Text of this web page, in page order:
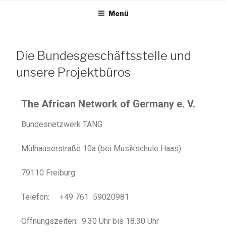
The African Network of Germany
Menü
Die Bundesgeschäftsstelle und
unsere Projektbüros
The African Network of Germany e. V.
Bundesnetzwerk TANG
Mülhauserstraße 10a (bei Musikschule Haas)
79110 Freiburg
Telefon: +49 761 59020981
Öffnungszeiten: 9.30 Uhr bis 18.30 Uhr